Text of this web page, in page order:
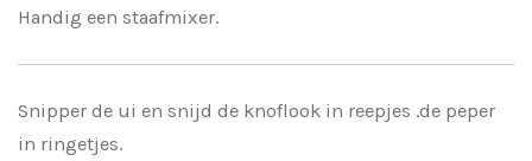
Handig een staafmixer.
Snipper de ui en snijd de knoflook in reepjes .de peper
in ringetjes.